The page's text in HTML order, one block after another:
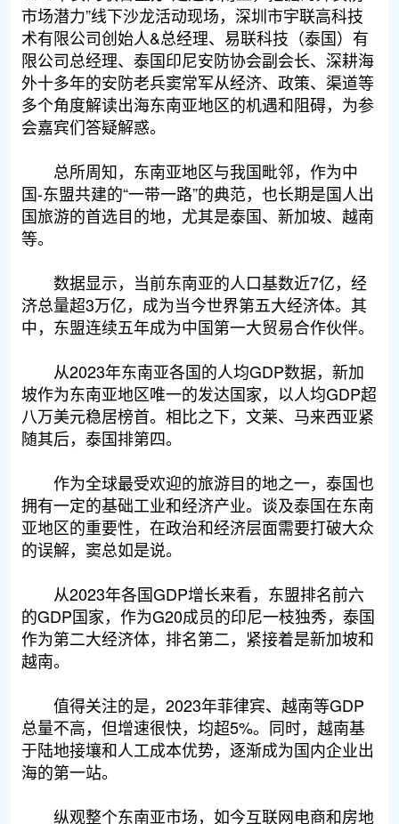
市场潜力”线下沙龙活动现场，深圳市宇联高科技
术有限公司创始人&总经理、易联科技（泰国）有
限公司总经理、泰国印尼安防协会副会长、深耕海
外十多年的安防老兵窦常军从经济、政策、渠道等
多个角度解读出海东南亚地区的机遇和阻碍，为参
会嘉宾们答疑解惑。
总所周知，东南亚地区与我国毗邻，作为中
国-东盟共建的“一带一路”的典范，也长期是国人出
国旅游的首选目的地，尤其是泰国、新加坡、越南
等。
数据显示，当前东南亚的人口基数近7亿，经
济总量超3万亿，成为当今世界第五大经济体。其
中，东盟连续五年成为中国第一大贸易合作伙伴。
从2023年东南亚各国的人均GDP数据，新加
坡作为东南亚地区唯一的发达国家，以人均GDP超
八万美元稳居榜首。相比之下，文莱、马来西亚紧
随其后，泰国排第四。
作为全球最受欢迎的旅游目的地之一，泰国也
拥有一定的基础工业和经济产业。谈及泰国在东南
亚地区的重要性，在政治和经济层面需要打破大众
的误解，窦总如是说。
从2023年各国GDP增长来看，东盟排名前六
的GDP国家，作为G20成员的印尼一枝独秀，泰国
作为第二大经济体，排名第二，紧接着是新加坡和
越南。
值得关注的是，2023年菲律宾、越南等GDP
总量不高，但增速很快，均超5%。同时，越南基
于陆地接壤和人工成本优势，逐渐成为国内企业出
海的第一站。
纵观整个东南亚市场，如今互联网电商和房地